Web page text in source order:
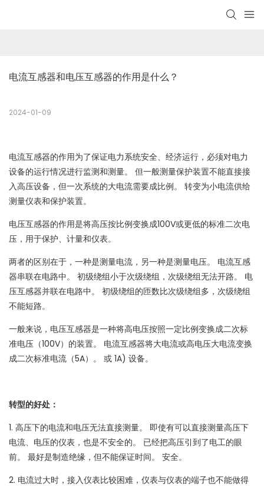
电流互感器和电压互感器的作用是什么？
2024-01-09
电流互感器的作用为了保证电力系统安全、经济运行，必须对电力
设备的运行情况进行监测和测量。 但一般测量保护装置不能直接接
入高压设备，但一次系统的大电流需要成比例。 转变为小电流供给
测量仪表和保护装置。
电压互感器的作用是将高压按比例变换成100V或更低的标准二次电
压，用于保护、计量和仪表。
两者的区别在于，一种是测量电流，另一种是测量电压。 电流互感
器串联在电路中。 初级绕组小于次级绕组，次级绕组无法开路。 电
压互感器并联在电路中。 初级绕组的匝数比次级绕组多，次级绕组
不能短路。
一般来说，电压互感器是一种将高电压按照一定比例变换成二次标
准电压（100V）的装置。 电流互感器将大电流或高电压大电流变换
成二次标准电流（5A）。 或 1A) 设备。
转型的好处：
1. 高压下的电流和电压无法直接测量。 即使有可以直接测量高压下
电流、电压的仪表，也是不安全的。 已经把高压引到了电工的眼
前。 最好是制造绝缘，但不能保证时间。 安全。
2. 电流过大时，接入仪表比较困难，仪表与仪表的端子也不能做得